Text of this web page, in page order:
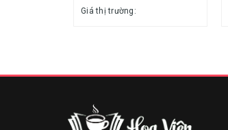
Giá thị trường: